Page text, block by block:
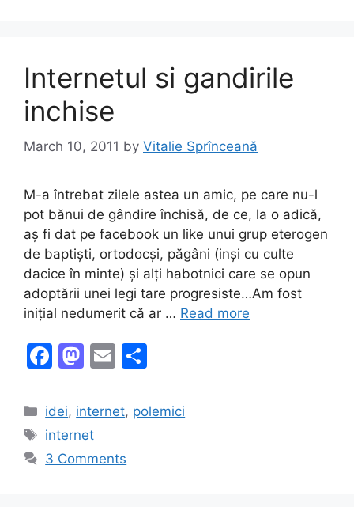
Internetul si gandirile
inchise
March 10, 2011 by Vitalie Sprînceană
M-a întrebat zilele astea un amic, pe care nu-l
pot bănui de gândire închisă, de ce, la o adică,
aș fi dat pe facebook un like unui grup eterogen
de baptiști, ortodocși, păgâni (inși cu culte
dacice în minte) și alți habotnici care se opun
adoptării unei legi tare progresiste…Am fost
inițial nedumerit că ar … Read more
F
c
e
b
M
st
o
d
E
ai ar
Categories
idei, internet, polemici
Tags
internet
3 Comments